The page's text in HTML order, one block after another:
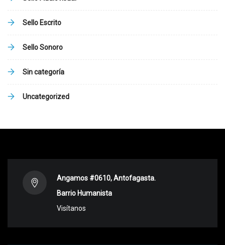
Sello Escrito
Sello Sonoro
Sin categoría
Uncategorized
Angamos #0610, Antofagasta.
Barrio Humanista
Visítanos